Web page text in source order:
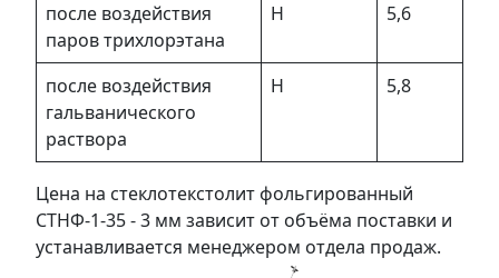
после воздействия
паров трихлорэтана
Н 5,6
после воздействия
гальванического
раствора
Н 5,8
Цена на стеклотекстолит фольгированный
СТНФ-1-35 - 3 мм зависит от объёма поставки и
устанавливается менеджером отдела продаж.